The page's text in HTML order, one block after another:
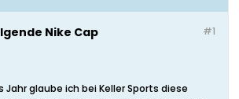
#1
Nike Cap
glaube ich bei Keller Sports diese